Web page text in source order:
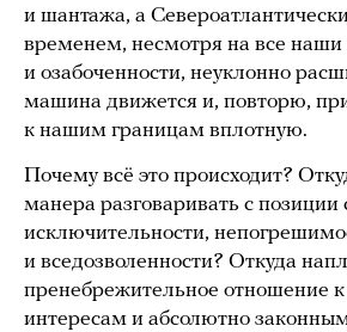
и шантажа, а
временем, несмотря на все наши
и озабоченности, неуклонно
машина движется и, повторю,
к нашим границам вплотную.
Почему всё это происходит?
манера разговаривать с позиции
исключительности,
и вседозволенности? Откуда
пренебрежительное отношение
интересам и абсолютно